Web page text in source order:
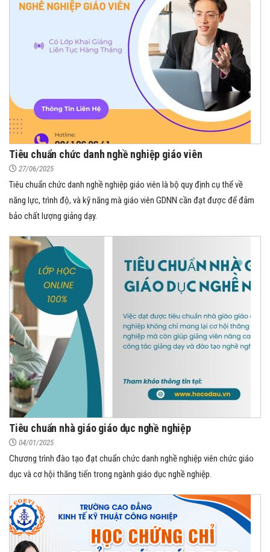
Tiêu chuẩn chức danh nghề nghiệp giáo viên
27/06/2025
Tiêu chuẩn chức danh nghề nghiệp giáo viên là bộ quy định cụ thể về
năng lực, trình độ, và kỹ năng mà giáo viên GDNN cần đạt được để đảm
bảo chất lượng giảng dạy.
Tiêu chuẩn nhà giáo giáo dục nghề nghiệp
04/01/2025
Chương trình đào tạo đạt chuẩn chức danh nghề nghiệp viên chức giáo
dục và cơ hội thăng tiến trong ngành giáo dục nghề nghiệp.